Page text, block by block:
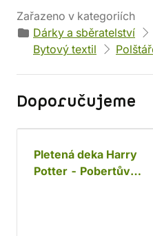
Zařazeno v kategoriích
Dárky a sběratelství
Bytový textil
Doporučujeme
Pletená deka Harry
Potter - Pobertův